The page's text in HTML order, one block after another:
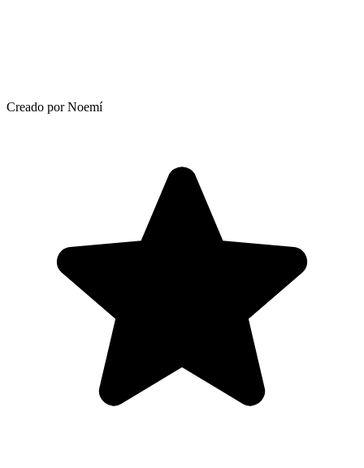
Creado por Noemí